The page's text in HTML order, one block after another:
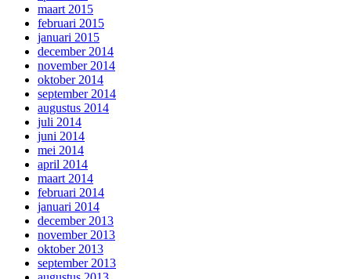
maart 2015
februari 2015
januari 2015
december 2014
november 2014
oktober 2014
september 2014
augustus 2014
juli 2014
juni 2014
mei 2014
april 2014
maart 2014
februari 2014
januari 2014
december 2013
november 2013
oktober 2013
september 2013